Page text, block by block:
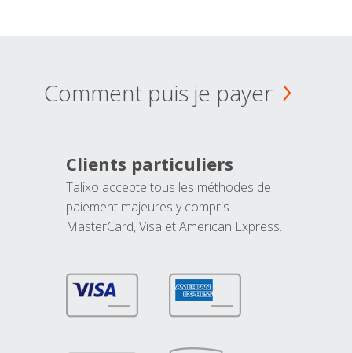
Comment puis je payer
Clients particuliers
Talixo accepte tous les méthodes de
paiement majeures y compris
MasterCard, Visa et American Express.